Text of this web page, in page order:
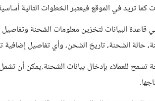
كما تريد في الموقع فيعتبر الخطوات التالية
البيانات لتخزين معلومات الشحنة
حالة الشحنة، تاريخ الشحن، وأي تفاصيل إضافية
للعملاء بإدخال بيانات الشحنة.يمكن أن